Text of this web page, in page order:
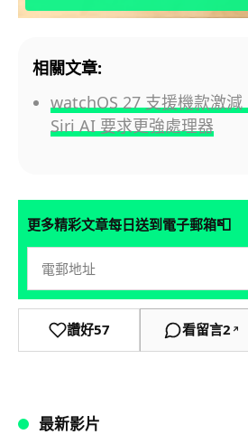
相關文章:
watchOS 27 支援機款激
Siri AI 要求更強處理器
更多精彩文章每日送到電子郵箱📮
讚好57 看留言2 ↗
最新影片